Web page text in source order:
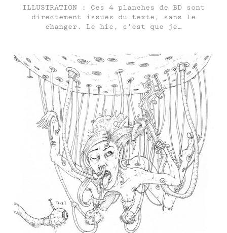
ILLUSTRATION : Ces 4 planches de BD sont
directement issues du texte, sans le
changer. Le hic, c’est que je…